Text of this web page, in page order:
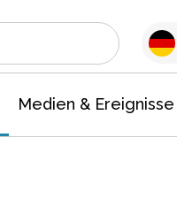
Medien & Ereignisse